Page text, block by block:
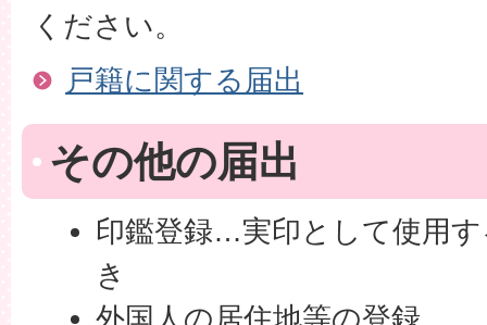
ください。
戸籍に関する届出
その他の届出
印鑑登録…実印として使用
き
外国人の居住地等の登録